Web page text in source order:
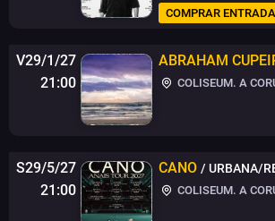
COMPRAR
V29/1/27
21:00
ABRAHAM
COLISEUM. A
S29/5/27
21:00
CANO / URBANA/
COLISEUM. A